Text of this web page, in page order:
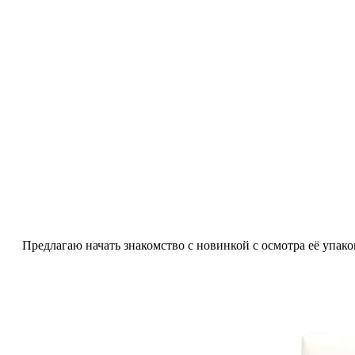
Предлагаю начать знакомство с новинкой с осмотра её